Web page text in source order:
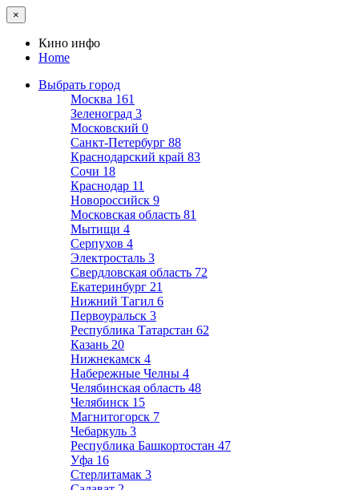
×
Кино инфо
Home
Выбрать город
Москва 161
Зеленоград 3
Московский 0
Санкт-Петербург 88
Краснодарский край 83
Сочи 18
Краснодар 11
Новороссийск 9
Московская область 81
Мытищи 4
Серпухов 4
Электросталь 3
Свердловская область 72
Екатеринбург 21
Нижний Тагил 6
Первоуральск 3
Республика Татарстан 62
Казань 20
Нижнекамск 4
Набережные Челны 4
Челябинская область 48
Челябинск 15
Магнитогорск 7
Чебаркуль 3
Республика Башкортостан 47
Уфа 16
Стерлитамак 3